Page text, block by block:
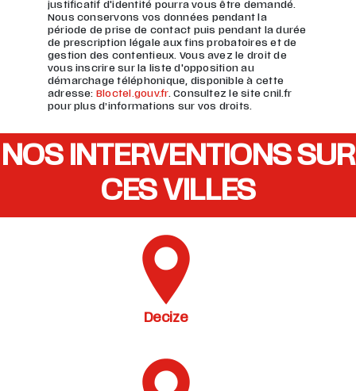
justificatif d'identité pourra vous être demandé.
Nous conservons vos données pendant la
période de prise de contact puis pendant la durée
de prescription légale aux fins probatoires et de
gestion des contentieux. Vous avez le droit de
vous inscrire sur la liste d'opposition au
démarchage téléphonique, disponible à cette
adresse: Bloctel.gouv.fr. Consultez le site cnil.fr
pour plus d’informations sur vos droits.
NOS INTERVENTIONS SUR
CES VILLES
Decize